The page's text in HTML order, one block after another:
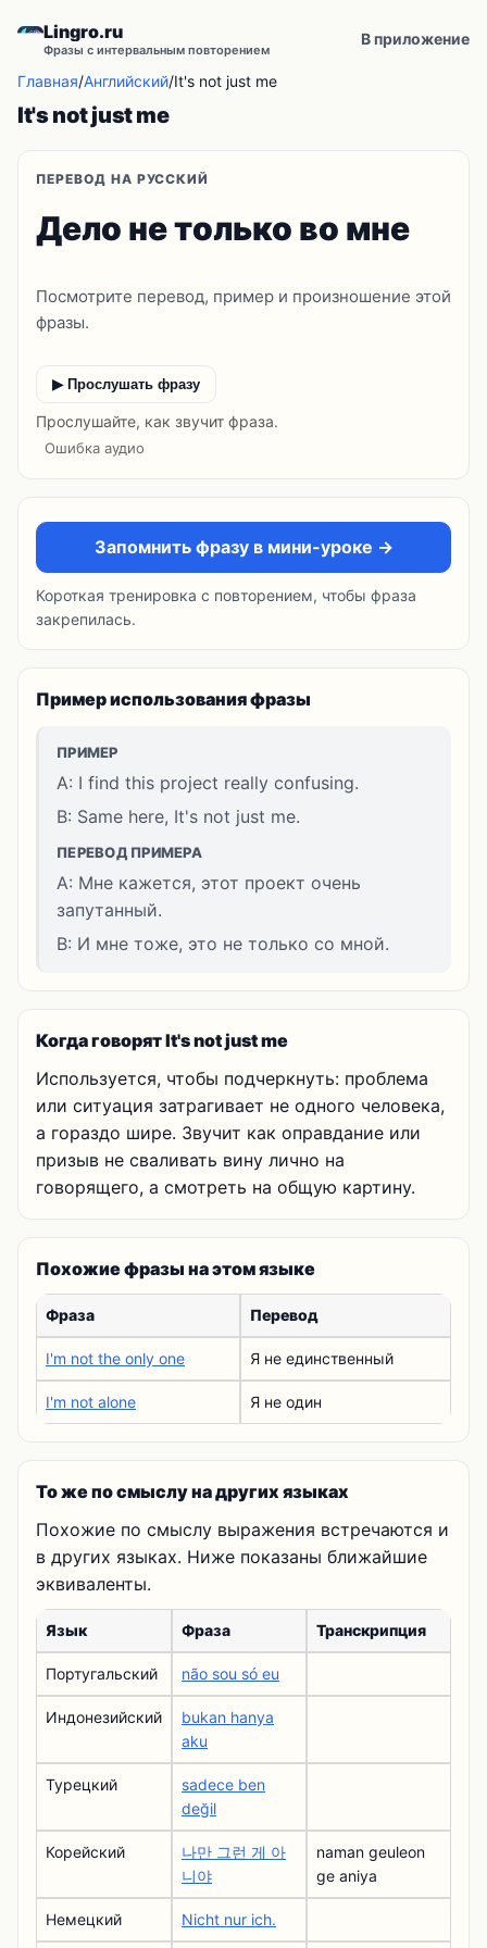
Lingro.ru
Фразы с интервальным повторением
В приложение
Главная/Английский/It's not just me
It's not just me
ПЕРЕВОД НА РУССКИЙ
Дело не только во мне
Посмотрите перевод, пример и произношение этой
фразы.
▶ Прослушать фразу
Прослушайте, как звучит фраза.
Ошибка аудио
Запомнить фразу в мини-уроке →
Короткая тренировка с повторением, чтобы фраза
закрепилась.
Пример использования фразы
ПРИМЕР
A: I find this project really confusing.
B: Same here, It's not just me.
ПЕРЕВОД ПРИМЕРА
A: Мне кажется, этот проект очень
запутанный.
B: И мне тоже, это не только со мной.
Когда говорят It's not just me
Используется, чтобы подчеркнуть: проблема
или ситуация затрагивает не одного человека,
а гораздо шире. Звучит как оправдание или
призыв не сваливать вину лично на
говорящего, а смотреть на общую картину.
Похожие фразы на этом языке
Фраза Перевод
I'm not the only one Я не единственный
I'm not alone Я не один
То же по смыслу на других языках
Похожие по смыслу выражения встречаются и
в других языках. Ниже показаны ближайшие
эквиваленты.
Язык Фраза Транскрипция
Португальский não sou só eu
Индонезийский
bukan hanya
aku
Турецкий
sadece ben
değil
Корейский
나만 그런 게 아
니야
naman geuleon
ge aniya
Немецкий Nicht nur ich.